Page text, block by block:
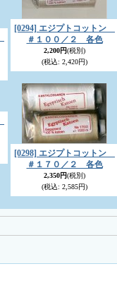
[0294] エジプトコットン
＃１００／２ 各色
2,200円(税別)
(税込: 2,420円)
[0298] エジプトコットン
＃１７０／２ 各色
2,350円(税別)
(税込: 2,585円)